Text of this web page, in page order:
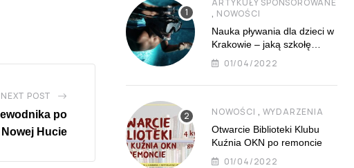
NEXT POST
po
Nowej Hucie
ARTYKUŁY SPONSOROWANE
, NOWOŚCI
Nauka pływania dla dzieci w
Krakowie – jaką szkołę
najlepiej wybrać?
01/04/2022
NOWOŚCI , WYDARZENIA
Otwarcie Biblioteki Klubu
Kuźnia OKN po remoncie
01/04/2022